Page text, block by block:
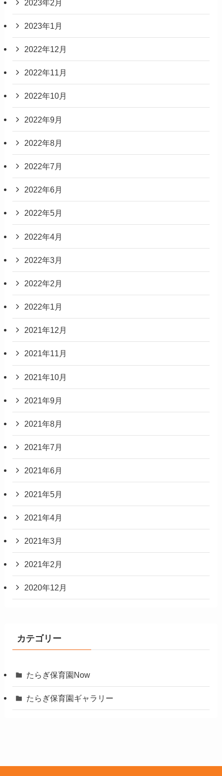
2023年2月
2023年1月
2022年12月
2022年11月
2022年10月
2022年9月
2022年8月
2022年7月
2022年6月
2022年5月
2022年4月
2022年3月
2022年2月
2022年1月
2021年12月
2021年11月
2021年10月
2021年9月
2021年8月
2021年7月
2021年6月
2021年5月
2021年4月
2021年3月
2021年2月
2020年12月
カテゴリー
たらぎ保育園Now
たらぎ保育園ギャラリー